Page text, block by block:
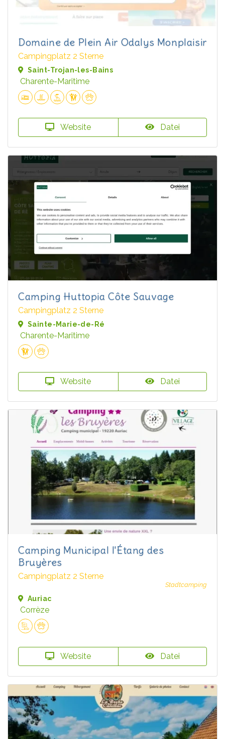
Domaine de Plein Air Odalys Monplaisir
Campingplatz 2 Sterne
Saint-Trojan-les-Bains
Charente-Maritime
Website Datei
Camping Huttopia Côte Sauvage
Campingplatz 2 Sterne
Sainte-Marie-de-Ré
Charente-Maritime
Website Datei
Camping Municipal l'Étang des
Bruyères
Campingplatz 2 Sterne
Stadtcamping
Auriac
Corrèze
Website Datei